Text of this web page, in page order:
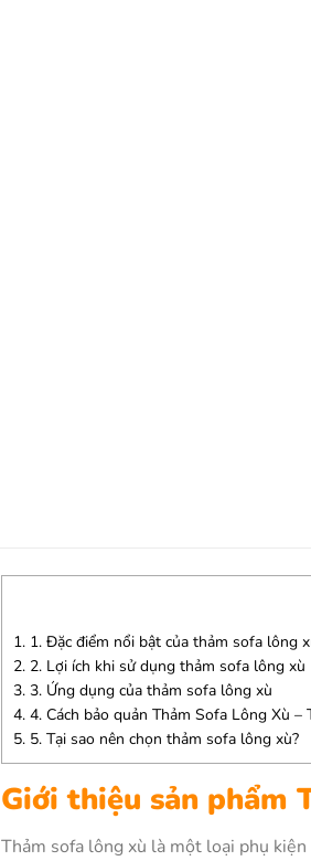
1. 1. Đặc điểm nổi bật của thảm sofa lông
2. 2. Lợi ích khi sử dụng thảm sofa lông xù
3. 3. Ứng dụng của thảm sofa lông xù
4. 4. Cách bảo quản Thảm Sofa Lông Xù –
5. 5. Tại sao nên chọn thảm sofa lông xù?
Giới thiệu sản phẩm
Thảm sofa lông xù là một loại phụ